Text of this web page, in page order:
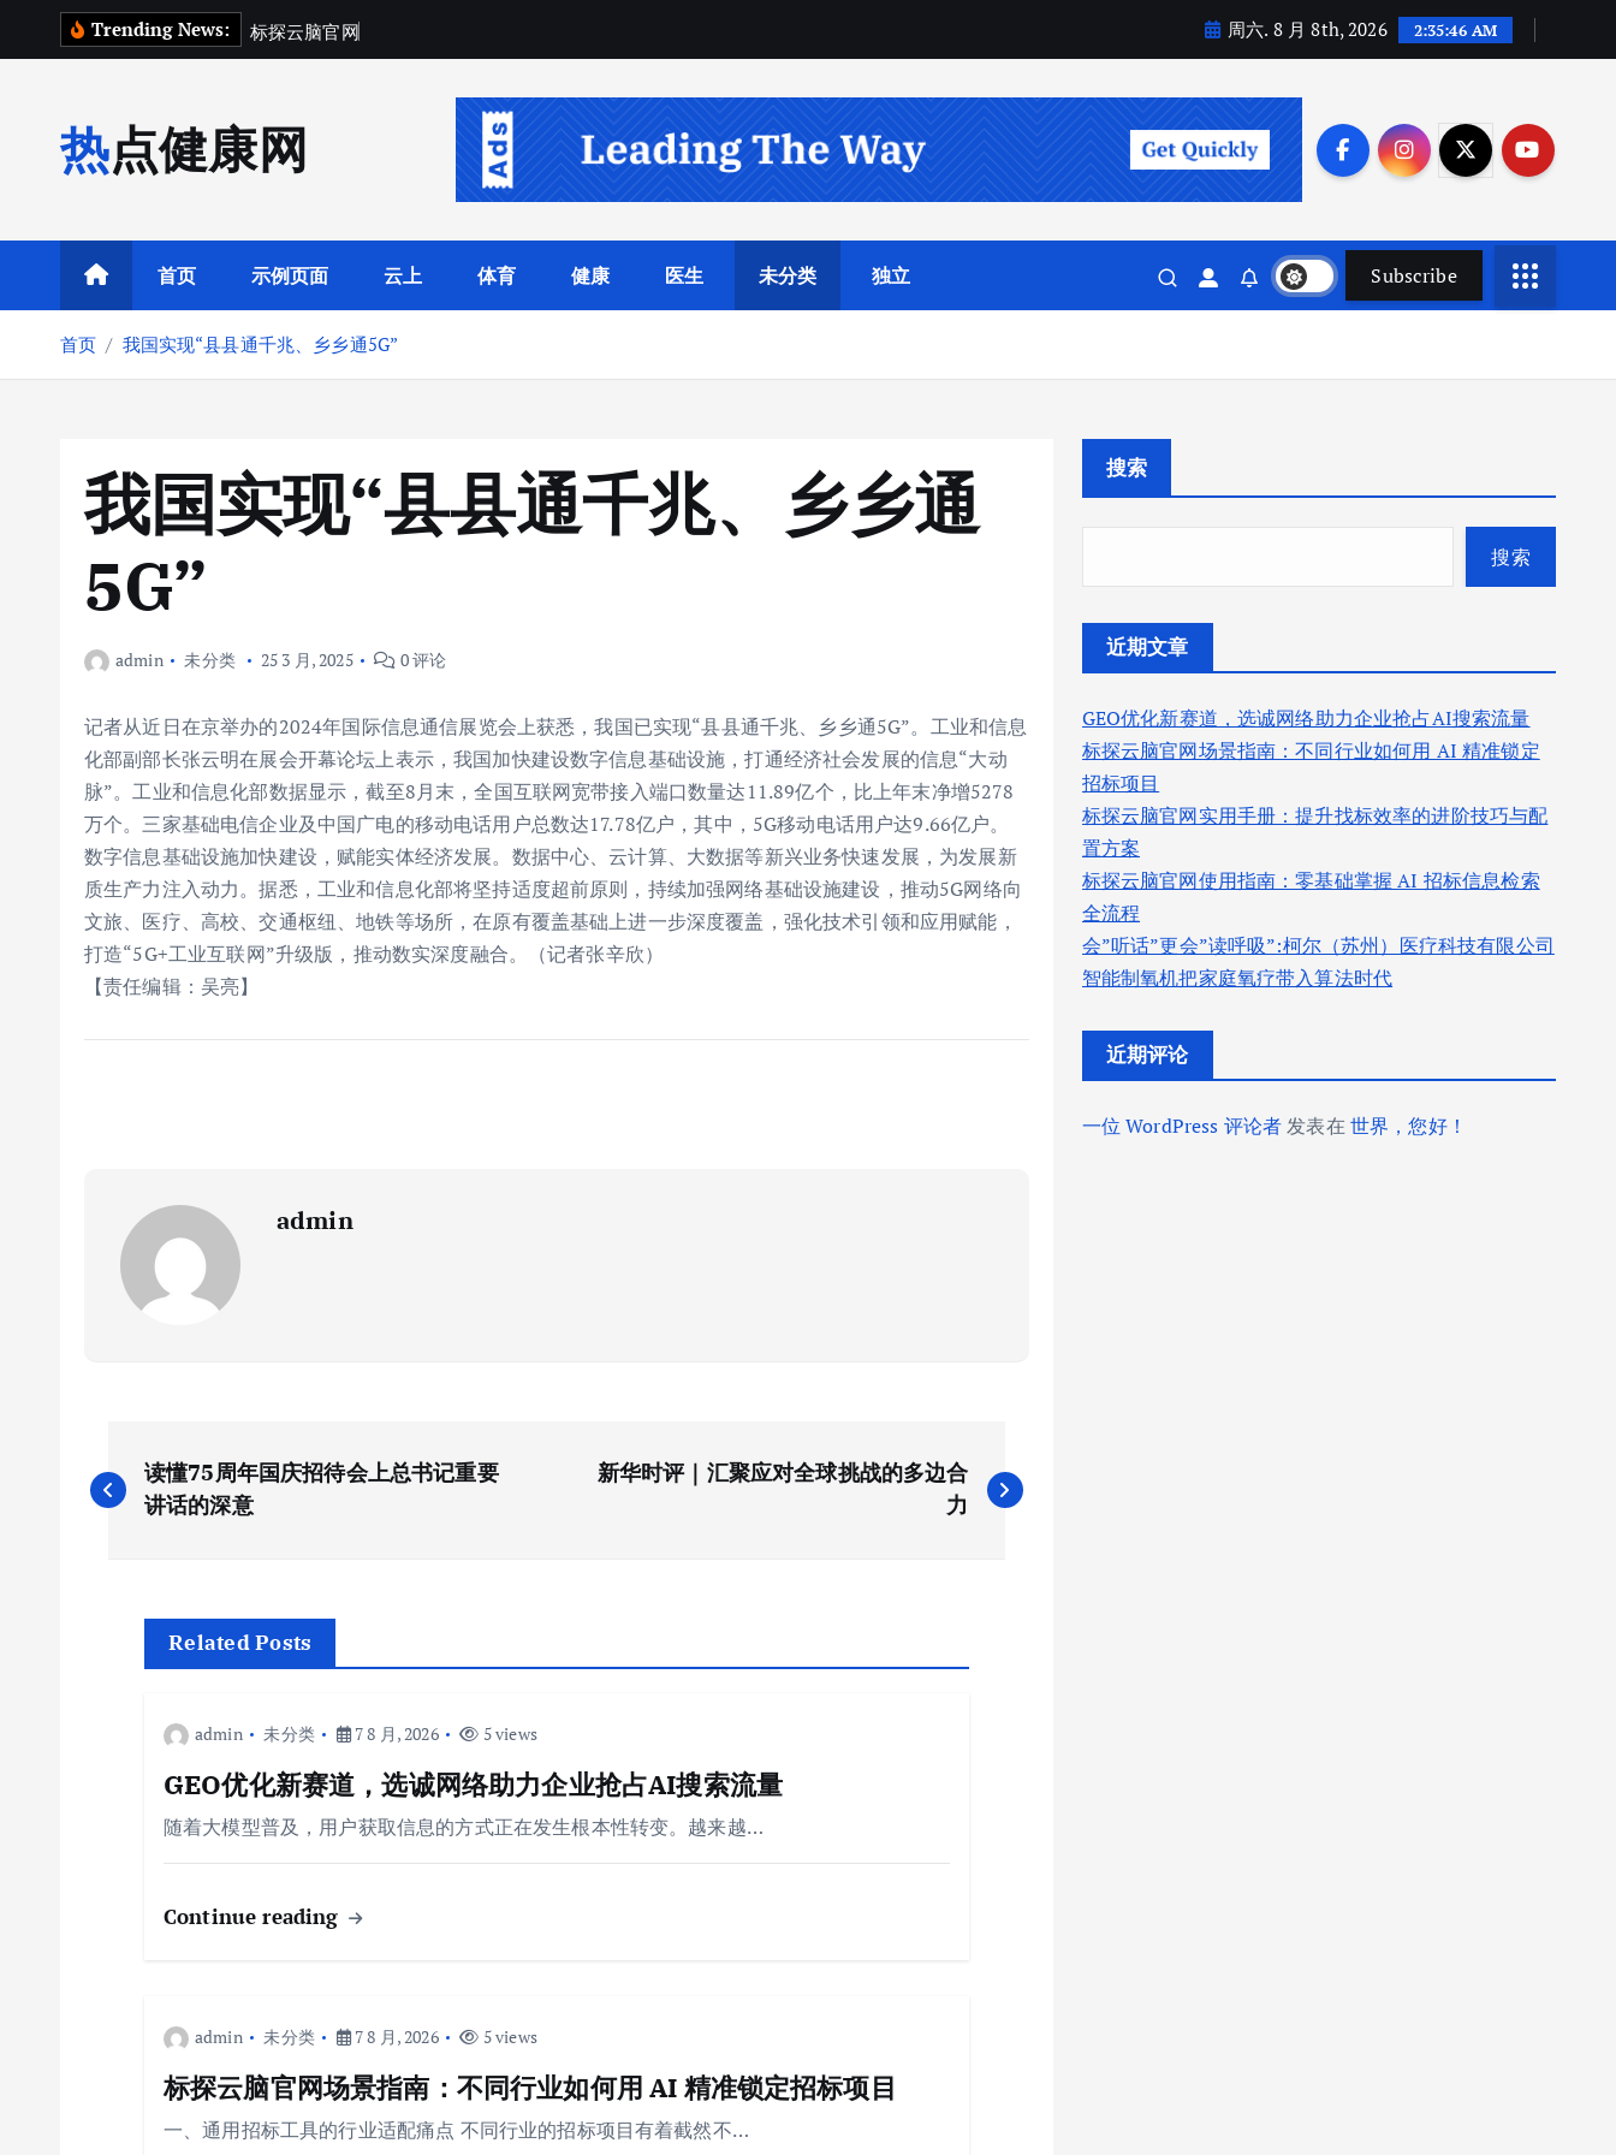
Trending News: 标探云脑官网 周六. 8 月 8th, 2026 2:35:47 AM
热点健康网
首页 示例页面 云上 体育 健康 医生 未分类 独立 Subscribe
首页 我国实现“县县通千兆、乡乡通5G”
我国实现“县县通千兆、乡乡通
5G”
admin 未分类 25 3 月, 2025 0 评论
记者从近日在京举办的2024年国际信息通信展览会上获悉，我国已实现“县县通千兆、乡乡通5G”。工业和信息
化部副部长张云明在展会开幕论坛上表示，我国加快建设数字信息基础设施，打通经济社会发展的信息“大动
脉”。工业和信息化部数据显示，截至8月末，全国互联网宽带接入端口数量达11.89亿个，比上年末净增5278
万个。三家基础电信企业及中国广电的移动电话用户总数达17.78亿户，其中，5G移动电话用户达9.66亿户。
数字信息基础设施加快建设，赋能实体经济发展。数据中心、云计算、大数据等新兴业务快速发展，为发展新
质生产力注入动力。据悉，工业和信息化部将坚持适度超前原则，持续加强网络基础设施建设，推动5G网络向
文旅、医疗、高校、交通枢纽、地铁等场所，在原有覆盖基础上进一步深度覆盖，强化技术引领和应用赋能，
打造“5G+工业互联网”升级版，推动数实深度融合。（记者张辛欣）
【责任编辑：吴亮】
admin
文
章
读懂75周年国庆招待会上总书记重要
讲话的深意
新华时评｜汇聚应对全球挑战的多边合
力
Related Posts
admin 未分类 7 8 月, 2026 5 views
GEO优化新赛道，选诚网络助力企业抢占AI搜索流量
随着大模型普及，用户获取信息的方式正在发生根本性转变。越来越…
Continue reading
admin 未分类 7 8 月, 2026 5 views
标探云脑官网场景指南：不同行业如何用 AI 精准锁定招标项目
一、通用招标工具的行业适配痛点 不同行业的招标项目有着截然不…
搜索
搜索
近期文章
GEO优化新赛道，选诚网络助力企业抢占AI搜索流量
标探云脑官网场景指南：不同行业如何用 AI 精准锁定
招标项目
标探云脑官网实用手册：提升找标效率的进阶技巧与配
置方案
标探云脑官网使用指南：零基础掌握 AI 招标信息检索
全流程
会”听话”更会”读呼吸”:柯尔（苏州）医疗科技有限公司
智能制氧机把家庭氧疗带入算法时代
近期评论
一位 WordPress 评论者发表在 世界，您好！